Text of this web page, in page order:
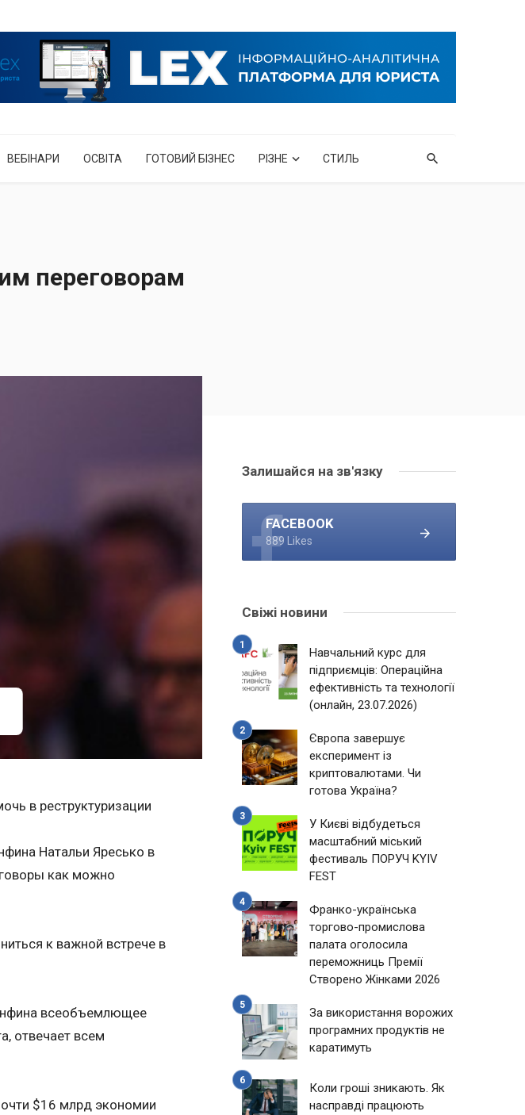
ВЕБІНАРИ ОСВІТА ГОТОВИЙ БІЗНЕС РІЗНЕ СТИЛЬ
переговорам
в реструктуризации
Натальи Яресько в
как можно
к важной встрече в
всеобъемлющее
отвечает всем
$16 млрд экономии
Залишайся на зв'язку
FACEBOOK
889 Likes
Свіжі новини
Навчальний курс для
підприємців: Операційна
ефективність та технології
(онлайн, 23.07.2026)
Європа завершує
експеримент із
криптовалютами. Чи
готова Україна?
У Києві відбудеться
масштабний міський
фестиваль ПОРУЧ KYIV
FEST
Франко-українська
торгово-промислова
палата оголосила
переможниць Премії
Створено Жінками 2026
За використання ворожих
програмних продуктів не
каратимуть
Коли гроші зникають. Як
насправді працюють